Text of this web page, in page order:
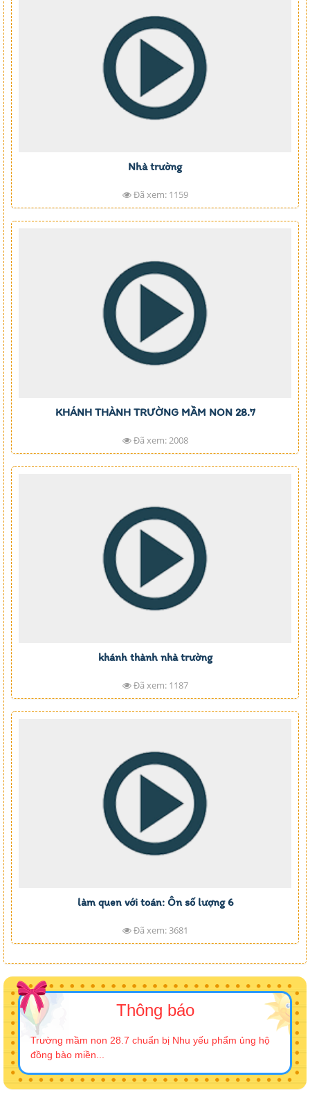
Nhà trường
Đã xem: 1159
KHÁNH THÀNH TRƯỜNG MẦM NON 28.7
Đã xem: 2008
khánh thành nhà trường
Đã xem: 1187
làm quen với toán: Ôn số lượng 6
Đã xem: 3681
Thông báo
Trường mầm non 28.7 chuẩn bị Nhu yếu phẩm ủng hộ
đồng bào miền...